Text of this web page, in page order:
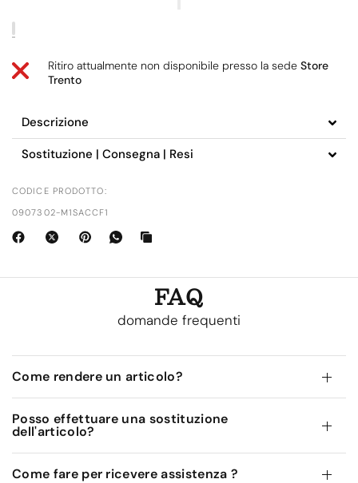
Ritiro attualmente non disponibile presso la sedeStore
Trento
Descrizione
Sostituzione | Consegna | Resi
CODICE PRODOTTO:
0907302-M1SACCF1
FAQ
domande frequenti
Come rendere un articolo?
Posso effettuare una sostituzione
dell'articolo?
Come fare per ricevere assistenza ?